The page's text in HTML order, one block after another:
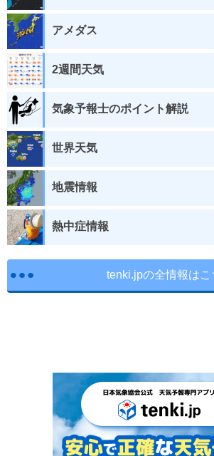
アメダス
2週間天気
気象予報士のポイント解説
世界天気
地震情報
熱中症情報
tenki.jpの全情報はこ